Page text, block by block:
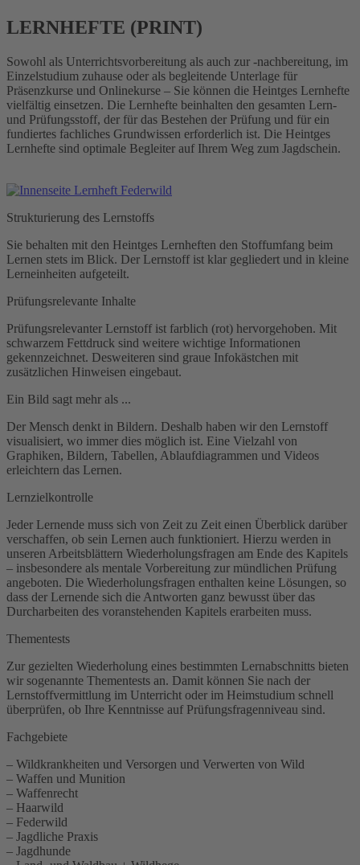
LERNHEFTE (PRINT)
Sowohl als Unterrichtsvorbereitung als auch zur -nachbereitung, im
Einzelstudium zuhause oder als begleitende Unterlage für
Präsenzkurse und Onlinekurse – Sie können die Heintges Lernhefte
vielfältig einsetzen. Die Lernhefte beinhalten den gesamten Lern-
und Prüfungsstoff, der für das Bestehen der Prüfung und für ein
fundiertes fachliches Grundwissen erforderlich ist. Die Heintges
Lernhefte sind optimale Begleiter auf Ihrem Weg zum Jagdschein.
Strukturierung des Lernstoffs
Sie behalten mit den Heintges Lernheften den Stoffumfang beim
Lernen stets im Blick. Der Lernstoff ist klar gegliedert und in kleine
Lerneinheiten aufgeteilt.
Prüfungsrelevante Inhalte
Prüfungsrelevanter Lernstoff ist farblich (rot) hervorgehoben. Mit
schwarzem Fettdruck sind weitere wichtige Informationen
gekennzeichnet. Desweiteren sind graue Infokästchen mit
zusätzlichen Hinweisen eingebaut.
Ein Bild sagt mehr als ...
Der Mensch denkt in Bildern. Deshalb haben wir den Lernstoff
visualisiert, wo immer dies möglich ist. Eine Vielzahl von
Graphiken, Bildern, Tabellen, Ablaufdiagrammen und Videos
erleichtern das Lernen.
Lernzielkontrolle
Jeder Lernende muss sich von Zeit zu Zeit einen Überblick darüber
verschaffen, ob sein Lernen auch funktioniert. Hierzu werden in
unseren Arbeitsblättern Wiederholungsfragen am Ende des Kapitels
– insbesondere als mentale Vorbereitung zur mündlichen Prüfung
angeboten. Die Wiederholungsfragen enthalten keine Lösungen, so
dass der Lernende sich die Antworten ganz bewusst über das
Durcharbeiten des voranstehenden Kapitels erarbeiten muss.
Thementests
Zur gezielten Wiederholung eines bestimmten Lernabschnitts bieten
wir sogenannte Thementests an. Damit können Sie nach der
Lernstoffvermittlung im Unterricht oder im Heimstudium schnell
überprüfen, ob Ihre Kenntnisse auf Prüfungsfragenniveau sind.
Fachgebiete
– Wildkrankheiten und Versorgen und Verwerten von Wild
– Waffen und Munition
– Waffenrecht
– Haarwild
– Federwild
– Jagdliche Praxis
– Jagdhunde